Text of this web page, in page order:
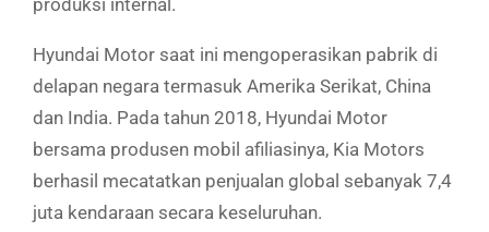
Hyundai Motor saat ini mengoperasikan pabrik di
delapan negara termasuk Amerika Serikat, China
dan India. Pada tahun 2018, Hyundai Motor
bersama produsen mobil afiliasinya, Kia Motors
berhasil mecatatkan penjualan global sebanyak 7,4
juta kendaraan secara keseluruhan.